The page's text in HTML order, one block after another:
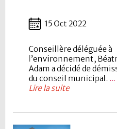
15 Oct 2022
Conseillère déléguée à
l’environnement,
Adam a décidé de
du conseil municipal. ...
Lire la suite